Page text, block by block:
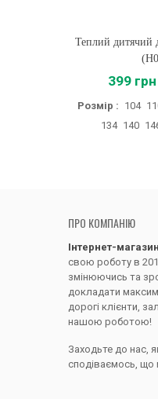
Купити
Теплий
399 грн
Розмір : 104
134 140
ПРО КОМПАНІЮ
Інтернет-
свою роботу в
змінюючись та
докладати
дорогі клієнти,
нашою роботою!
Заходьте до нас,
сподіваємось,